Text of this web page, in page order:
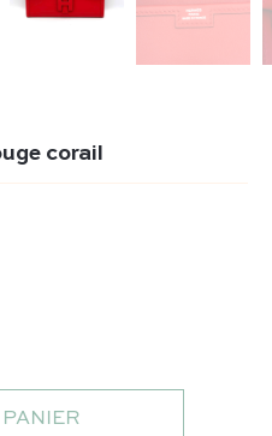
corail
cuir rouge corail